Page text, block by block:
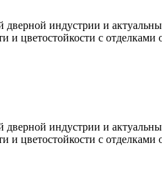
индустрии и
цветостойкости с отделками
индустрии и
цветостойкости с отделками